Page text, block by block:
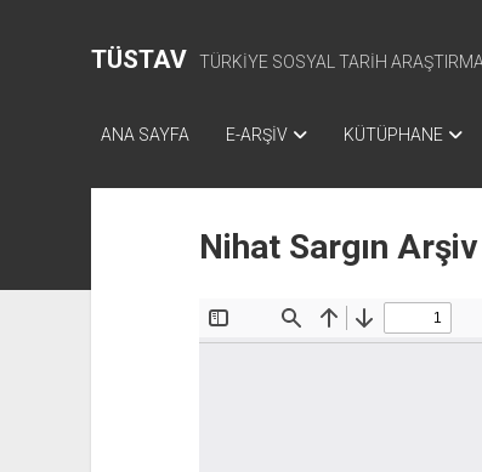
TÜSTAV TÜRKİYE SOSYAL TARİH
ANA SAYFA E-ARŞİV KÜTÜPHANE
Nihat Sargın